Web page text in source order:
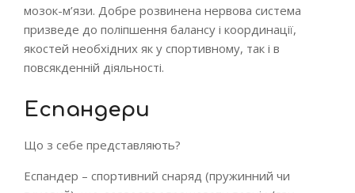
мозок-м’язи. Добре розвинена нервова система
призведе до поліпшення балансу і координації,
якостей необхідних як у спортивному, так і в
повсякденній діяльності.
Еспандери
Що з себе представляють?
Еспандер – спортивний снаряд (пружинний чи